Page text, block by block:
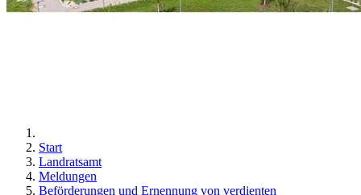
Start
Landratsamt
Meldungen
Beförderungen und Ernennung von verdienten